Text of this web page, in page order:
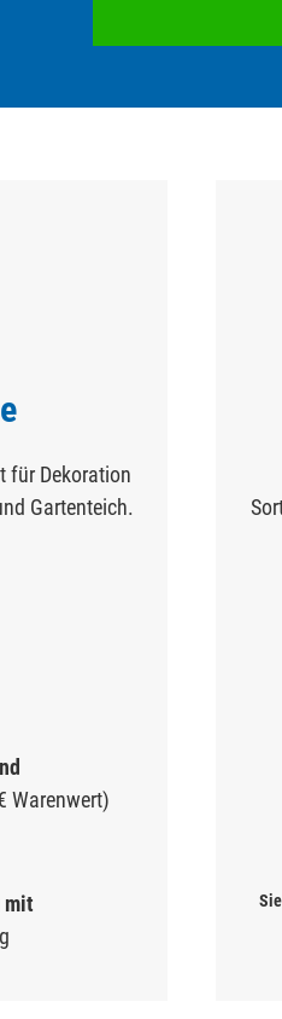
für Dekoration
Gartenteich.
Warenwert)
mit